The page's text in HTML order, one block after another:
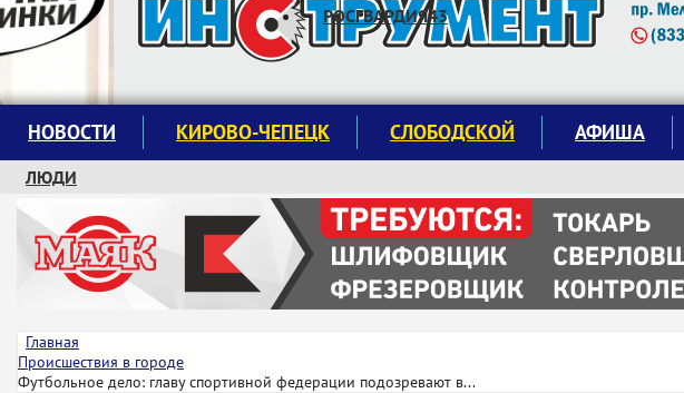
РОСГВАРДИЯ43
НОВОСТИ КИРОВО-ЧЕПЕЦК СЛОБОДСКОЙ АФИША
ЛЮДИ
КРУЖКИ И СЕКЦИИ
ЗАВОДУ "МАЯК" 85 ЛЕТ
ЭКОЛОГИЯ
Главная
Происшествия в городе
Футбольное дело: главу спортивной федерации подозревают в...